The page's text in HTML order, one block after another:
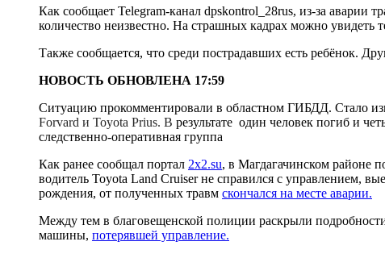
Как сообщает Telegram-канал dpskontrol_28rus, из-за аварии
количество неизвестно. На страшных кадрах можно
Также сообщается, что среди пострадавших есть ребёнок.
НОВОСТЬ ОБНОВЛЕНА 17:59
Ситуацию прокомментировали в областном ГИБДД. Стало
Forvard и Toyota Prius. В результате один человек погиб и
следственно-оперативная группа
Как ранее сообщал портал 2x2.su, в Магдагачинском районе
водитель Toyota Land Cruiser не справился с управлением,
рождения, от полученных травм скончался на месте аварии.
Между тем в благовещенской полиции раскрыли
машины, потерявшей управление.